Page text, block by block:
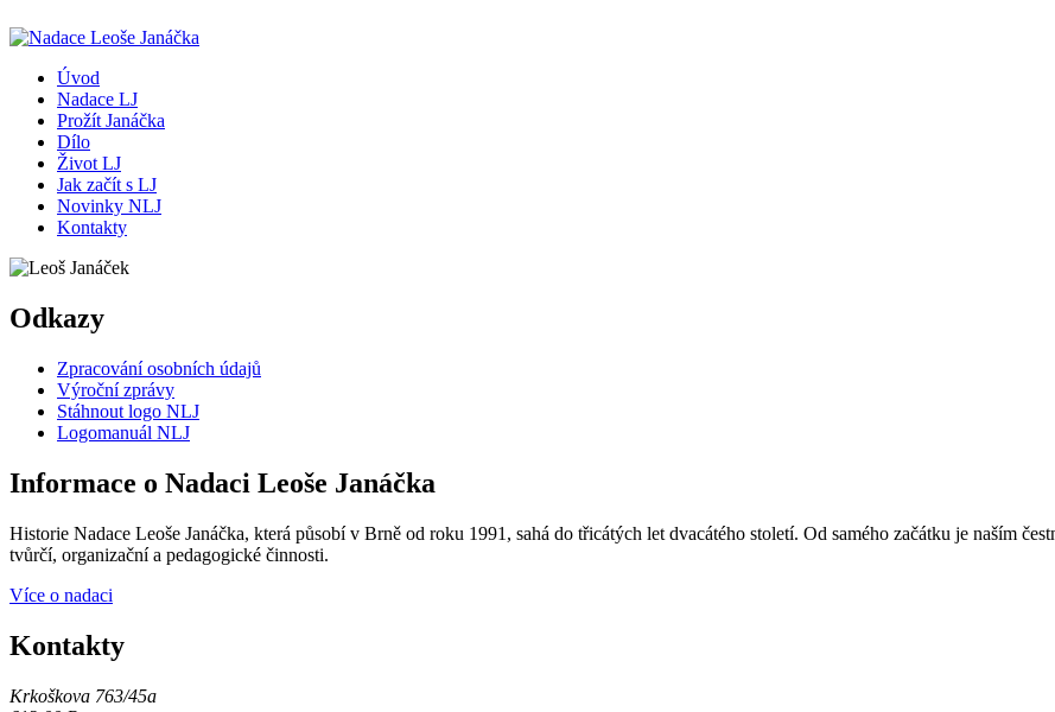
Úvod
Nadace LJ
Prožít Janáčka
Dílo
Život LJ
Jak začít s LJ
Novinky NLJ
Kontakty
Odkazy
Zpracování osobních údajů
Výroční zprávy
Stáhnout logo NLJ
Logomanuál NLJ
Informace o Nadaci Leoše Janáčka
Historie Nadace Leoše Janáčka, která působí v Brně od roku 1991, sahá do třicátých let dvacátého století. Od samého začátku je naším
tvůrčí, organizační a pedagogické činnosti.
Více o nadaci
Kontakty
Krkoškova 763/45a